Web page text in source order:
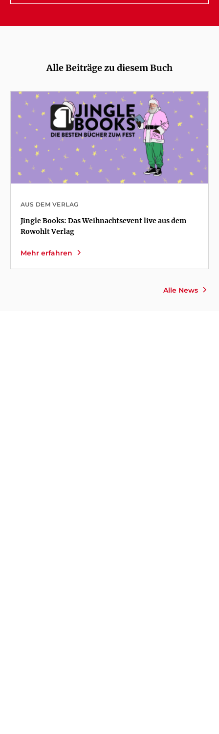
Alle Beiträge zu diesem Buch
Alle News
AUS DEM VERLAG
Jingle Books: Das Weihnachtsevent live aus dem
Rowohlt Verlag
Mehr erfahren